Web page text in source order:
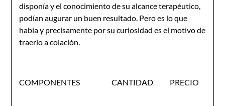
disponía y el conocimiento de su alcance terapéutico,
podían augurar un buen resultado. Pero es lo que
había y precisamente por su curiosidad es el motivo de
traerlo a colación.
COMPONENTES CANTIDAD PRECIO